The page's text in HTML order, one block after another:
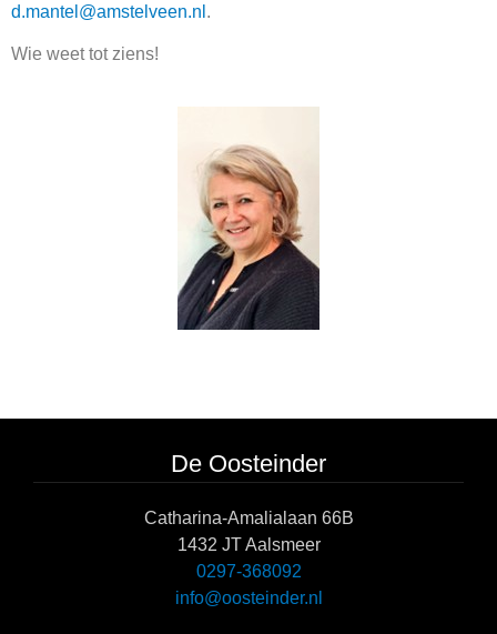
d.mantel@amstelveen.nl .
Wie weet tot ziens!
De Oosteinder
Catharina-Amalialaan 66B
1432 JT Aalsmeer
0297-368092
info@oosteinder.nl